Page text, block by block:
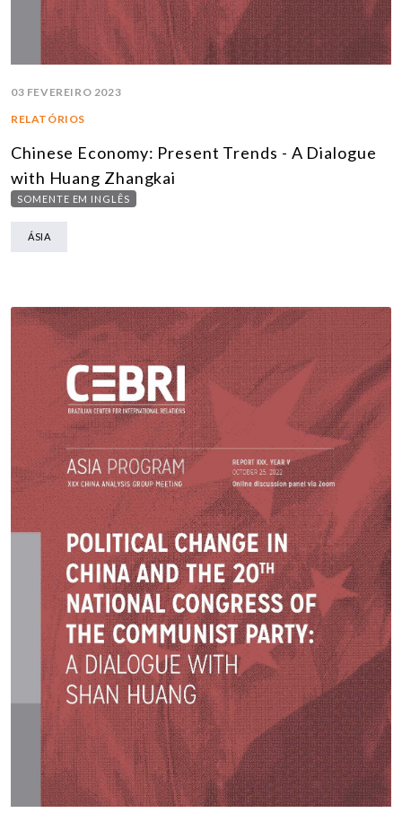
03 FEVEREIRO 2023
RELATÓRIOS
Chinese Economy: Present Trends - A Dialogue
with Huang Zhangkai
SOMENTE EM INGLÊS
ÁSIA